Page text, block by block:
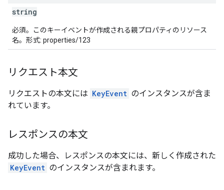
string
必須。このキーイベントが作成される親プロパティのリソース
名。形式: properties/123
リクエスト本文
リクエストの本文には KeyEvent のインスタンスが含ま
れています。
レスポンスの本文
成功した場合、レスポンスの本文には、新しく作成された
KeyEvent のインスタンスが含まれます。